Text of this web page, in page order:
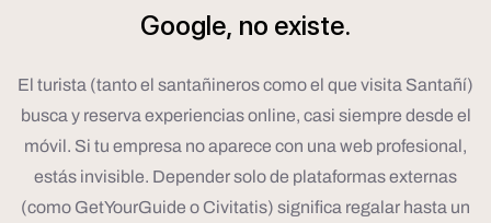
Google, no existe.
El turista (tanto el santañineros como el que visita Santañí)
busca y reserva experiencias online, casi siempre desde el
móvil. Si tu empresa no aparece con una web profesional,
estás invisible. Depender solo de plataformas externas
(como GetYourGuide o Civitatis) significa regalar hasta un